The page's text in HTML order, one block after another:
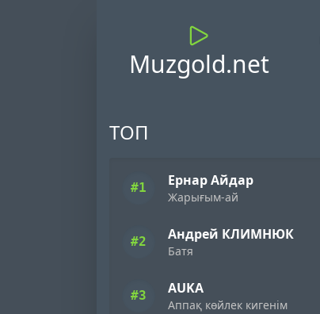
Muzgold.net
ТОП
#1 Ернар Айдар
Жарығым-ай
#2 Андрей КЛИМНЮК
Батя
#3 AUKA
Аппақ көйлек кигенім